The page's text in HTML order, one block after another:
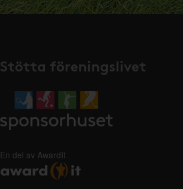
Stötta föreningslivet
En del av AwardIt